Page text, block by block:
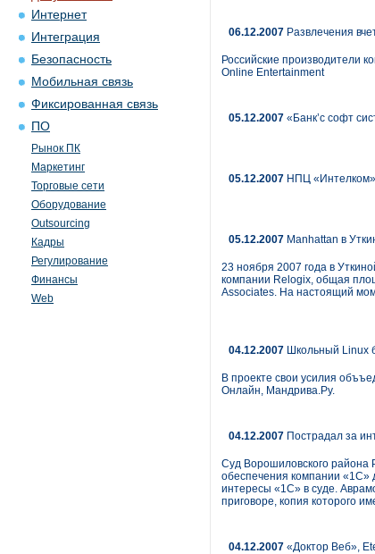
Интернет
Интеграция
Безопасность
Мобильная связь
Фиксированная связь
ПО
Рынок ПК
Маркетинг
Торговые сети
Оборудование
Outsourcing
Кадры
Регулирование
Финансы
Web
06.12.2007 Развлечения
Российские производители
Online Entertainment
05.12.2007 «Банк’c софт
05.12.2007 НПЦ
05.12.2007 Manhattan в
23 ноября 2007 года в
компании Relogix, общая
Associates. На настоящий
04.12.2007 Школьный Linux
В проекте свои усилия
Онлайн, Мандрива.Ру.
04.12.2007 Пострадал за
Суд Ворошиловского района
обеспечения компании «1С»
интересы «1С» в суде.
приговоре, копия которого
04.12.2007 «Доктор Веб»,